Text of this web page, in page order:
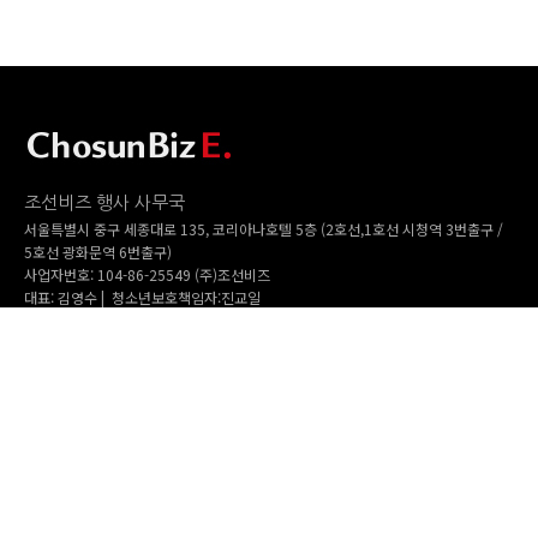
조선비즈 행사 사무국
서울특별시 중구 세종대로 135, 코리아나호텔 5층 (2호선,1호선 시청역 3번출구 /
5호선 광화문역 6번출구)
사업자번호: 104-86-25549 (주)조선비즈
대표: 김영수 | 청소년보호책임자:진교일